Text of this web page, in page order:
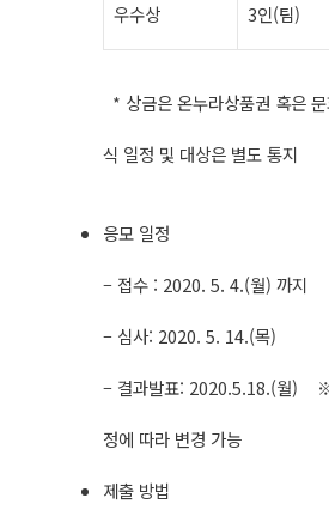
우수상 3인(팀)
* 상금은 온누라상품권 혹은
식 일정 및 대상은 별도 통지
응모 일정
– 접수 : 2020. 5. 4.(월) 까지
– 심사: 2020. 5. 14.(목)
– 결과발표: 2020.5.18.(월) ※
정에 따라 변경 가능
제출 방법